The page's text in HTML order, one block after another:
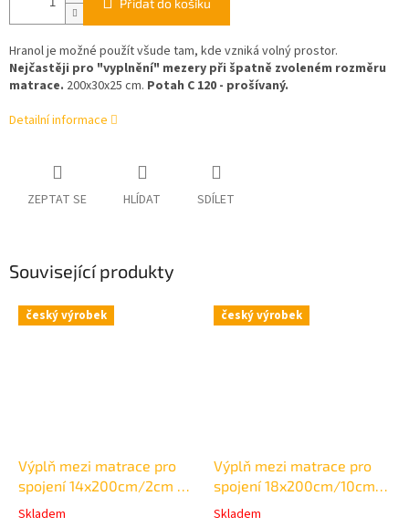
Přidat do košíku
Hranol je možné použít všude tam, kde vzniká volný prostor.
Nejčastěji pro "vyplnění" mezery při špatně zvoleném rozměru
matrace. 200x30x25 cm. Potah C 120 - prošívaný.
Detailní informace
ZEPTAT SE HLÍDAT SDÍLET
Související produkty
český výrobek
Výplň mezi matrace pro
spojení 14x200cm/2cm -
výška 12cm
Průměrné
Skladem
český výrobek
Výplň mezi matrace pro
spojení 18x200cm/10cm -
výška 12cm
Průměrné
Skladem